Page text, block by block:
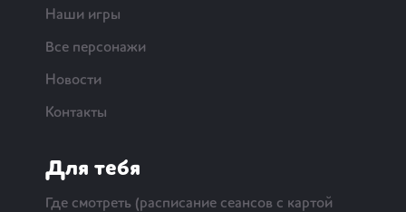
Наши игры
Все персонажи
Новости
Контакты
Для тебя
Где смотреть (расписание сеансов с картой